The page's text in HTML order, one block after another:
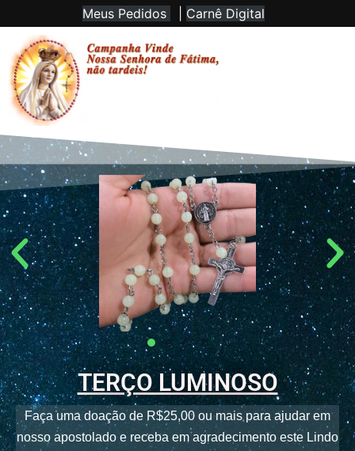
Meus Pedidos Carnê Digital
TERÇO LUMINOSO
Faça uma doação de R$25,00 ou mais para ajudar em
nosso apostolado e receba em agradecimento este Lindo